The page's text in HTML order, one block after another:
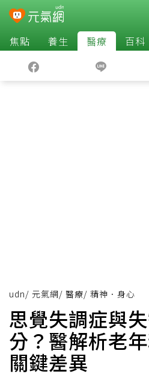
焦點 養生 醫療 百科
udn/ 元氣網/ 醫療/ 精神．身心
思覺失調症與
分？醫解析老
關鍵差異